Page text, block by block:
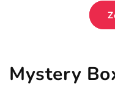
Mystery